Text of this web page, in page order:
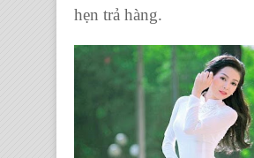
hẹn trả hàng.